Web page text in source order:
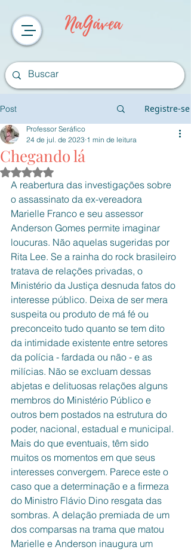
NaGávea
Post Registre-se
Chegando lá
Professor Seráfico
24 de jul. de 2023 1 min de leitura
Avaliado com NaN de 5 estrelas.
A reabertura das investigações sobre
o assassinato da ex-vereadora
Marielle Franco e seu assessor
Anderson Gomes permite imaginar
loucuras. Não aquelas sugeridas por
Rita Lee. Se a rainha do rock brasileiro
tratava de relações privadas, o
Ministério da Justiça desnuda fatos do
interesse público. Deixa de ser mera
suspeita ou produto de má fé ou
preconceito tudo quanto se tem dito
da intimidade existente entre setores
da polícia - fardada ou não - e as
milícias. Não se excluam dessas
abjetas e delituosas relações alguns
membros do Ministério Público e
outros bem postados na estrutura do
poder, nacional, estadual e municipal.
Mais do que eventuais, têm sido
muitos os momentos em que seus
interesses convergem. Parece este o
caso que a determinação e a firmeza
do Ministro Flávio Dino resgata das
sombras. A delação premiada de um
dos comparsas na trama que matou
Marielle e Anderson inaugura um